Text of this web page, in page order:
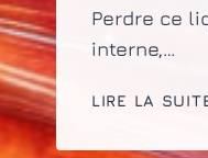
Perdre ce
interne,…
LIRE LA